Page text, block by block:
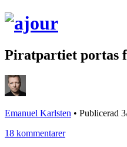
Piratpartiet portas
Emanuel Karlsten • Publicerad
18 kommentarer